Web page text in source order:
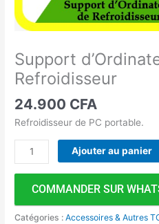
Support
Refroidisseur
24.900 CFA
Refroidisseur de PC portable.
Ajouter au panier
COMMANDER SUR
Catégories :Accessoires & Autres